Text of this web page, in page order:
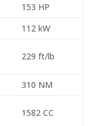
153 HP
112 kW
229 ft/lb
310 NM
1582 CC